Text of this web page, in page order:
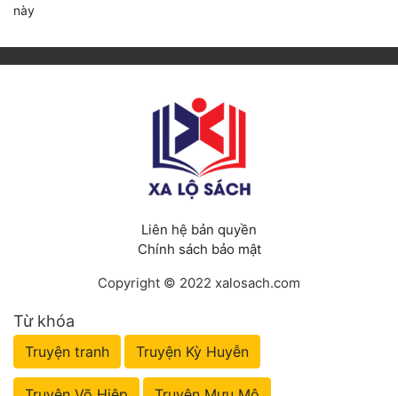
này
Liên hệ bản quyền
Chính sách bảo mật
Copyright © 2022 xalosach.com
Từ khóa
Truyện tranh Truyện Kỳ Huyễn